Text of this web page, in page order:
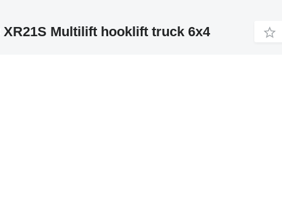
Multilift hooklift truck 6x4